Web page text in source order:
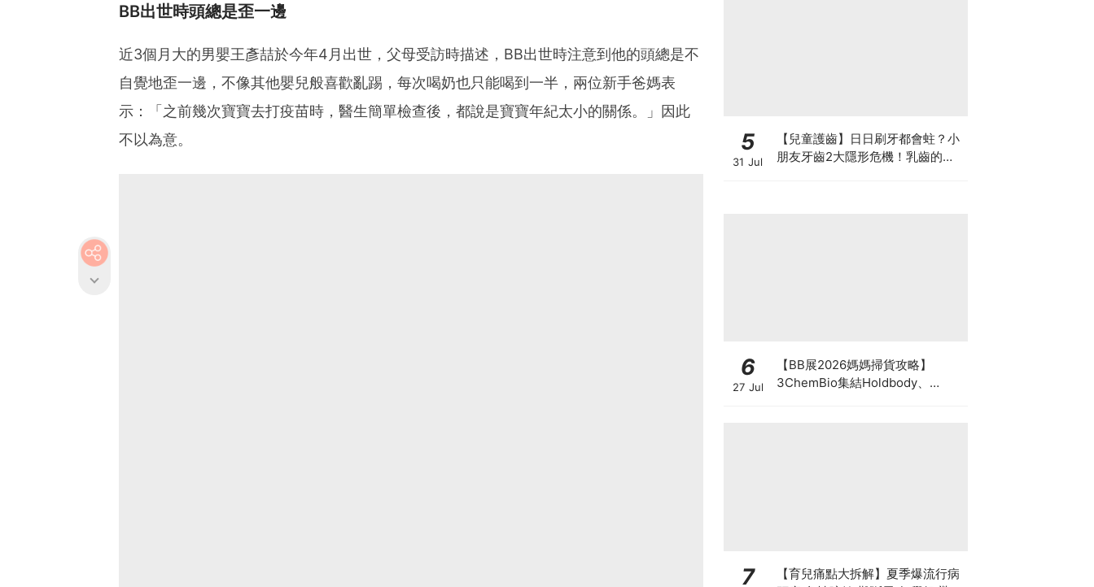
BB出世時頭總是歪一邊
近3個月大的男嬰王彥喆於今年4月出世，父母受訪時描述，BB出世時注意到他的頭總是不
自覺地歪一邊，不像其他嬰兒般喜歡亂踢，每次喝奶也只能喝到一半，兩位新手爸媽表
示：「之前幾次寶寶去打疫苗時，醫生簡單檢查後，都說是寶寶年紀太小的關係。」因此
不以為意。
5
31 Jul
【兒童護齒】日日刷牙都會蛀？小
朋友牙齒2大隱形危機！乳齒的琺
6
27 Jul
【BB展2026媽媽掃貨攻略】
3ChemBio集結Holdbody、
7
【育兒痛點大拆解】夏季爆流行病